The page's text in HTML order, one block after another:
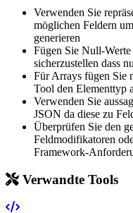
Verwenden Sie
möglichen Feldern
generieren
Fügen Sie Null-
sicherzustellen dass
Für Arrays fügen Sie
Tool den Elementtyp
Verwenden Sie
JSON da diese zu
Überprüfen Sie den
Feldmodifikatoren
Framework-
Verwandte Tools